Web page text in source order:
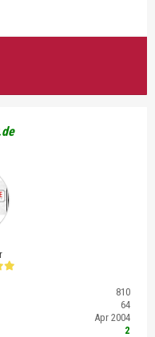
810
64
Apr 2004
2